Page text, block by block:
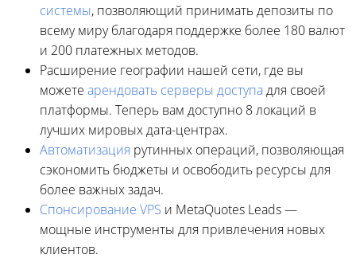
системы, позволяющий принимать депозиты по
всему миру благодаря поддержке более 180 валют
и 200 платежных методов.
Расширение географии нашей сети, где вы
можете арендовать серверы доступадля своей
платформы. Теперь вам доступно 8 локаций в
лучших мировых дата-центрах.
Автоматизация рутинных операций, позволяющая
сэкономить бюджеты и освободить ресурсы для
более важных задач.
Спонсирование VPS и MetaQuotes Leads —
мощные инструменты для привлечения новых
клиентов.